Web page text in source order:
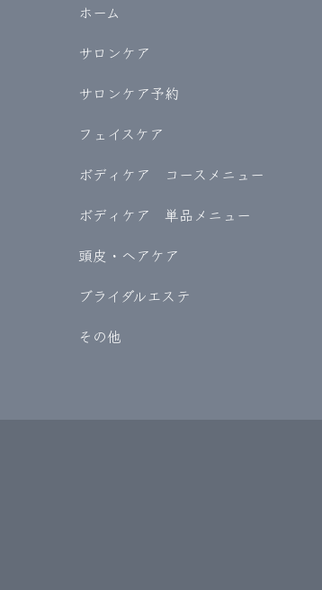
ホーム
サロンケア
サロンケア予約
フェイスケア
ボディケア コースメニュー
ボディケア 単品メニュー
頭皮・ヘアケア
ブライダルエステ
その他